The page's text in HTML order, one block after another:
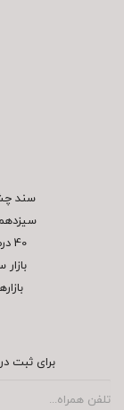
سند چشم انداز ۴
40 درصد از معادن همدان تعطيل و مابقي...
برای ثبت